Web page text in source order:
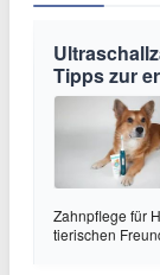
Tipps zur
Zahnpflege für
tierischen